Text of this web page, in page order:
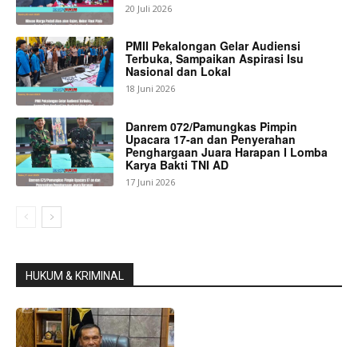
20 Juli 2026
PMII Pekalongan Gelar Audiensi
Terbuka, Sampaikan Aspirasi Isu
Nasional dan Lokal
18 Juni 2026
Danrem 072/Pamungkas Pimpin
Upacara 17-an dan Penyerahan
Penghargaan Juara Harapan I Lomba
Karya Bakti TNI AD
17 Juni 2026
HUKUM & KRIMINAL